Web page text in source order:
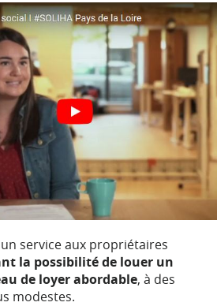
service aux propriétaires
la possibilité de louer un
de loyer abordable, à des
modestes.